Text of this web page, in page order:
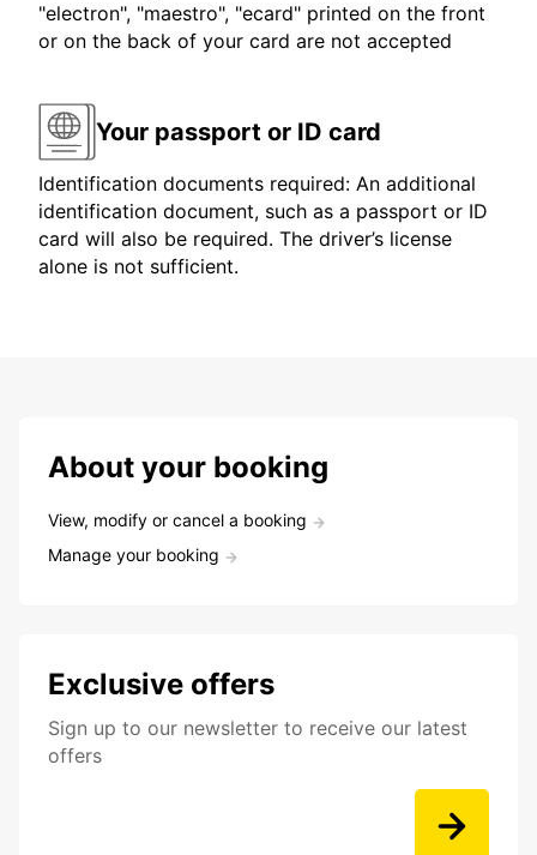
"electron", "maestro", "ecard" printed on the front
or on the back of your card are not accepted
Your passport or ID card
Identification documents required: An additional
identification document, such as a passport or ID
card will also be required. The driver’s license
alone is not sufficient.
About your booking
View, modify or cancel a booking
Manage your booking
Exclusive offers
Sign up to our newsletter to receive our latest
offers